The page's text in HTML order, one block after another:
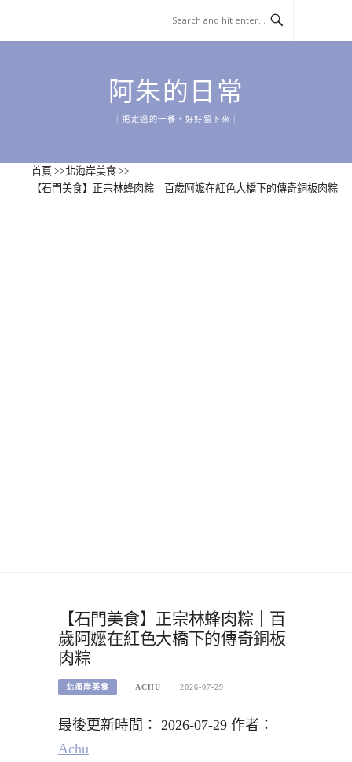
content
阿朱的日常
｜把走過的一餐，好好留下來｜
首頁 >>北海岸美食 >>
【石門美食】正宗林蜂肉粽｜百歲阿嬤在紅色大橋下的傳奇銅板肉粽
【石門美食】正宗林蜂肉粽｜百
歲阿嬤在紅色大橋下的傳奇銅板
肉粽
北海岸美食 ACHU 2026-07-29
最後更新時間： 2026-07-29 作者：
Achu